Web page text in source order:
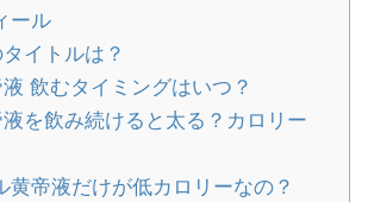
ール
イトルは？
飲むタイミングはいつ？
を飲み続けると太る？カロリー
帝液だけが低カロリーなの？